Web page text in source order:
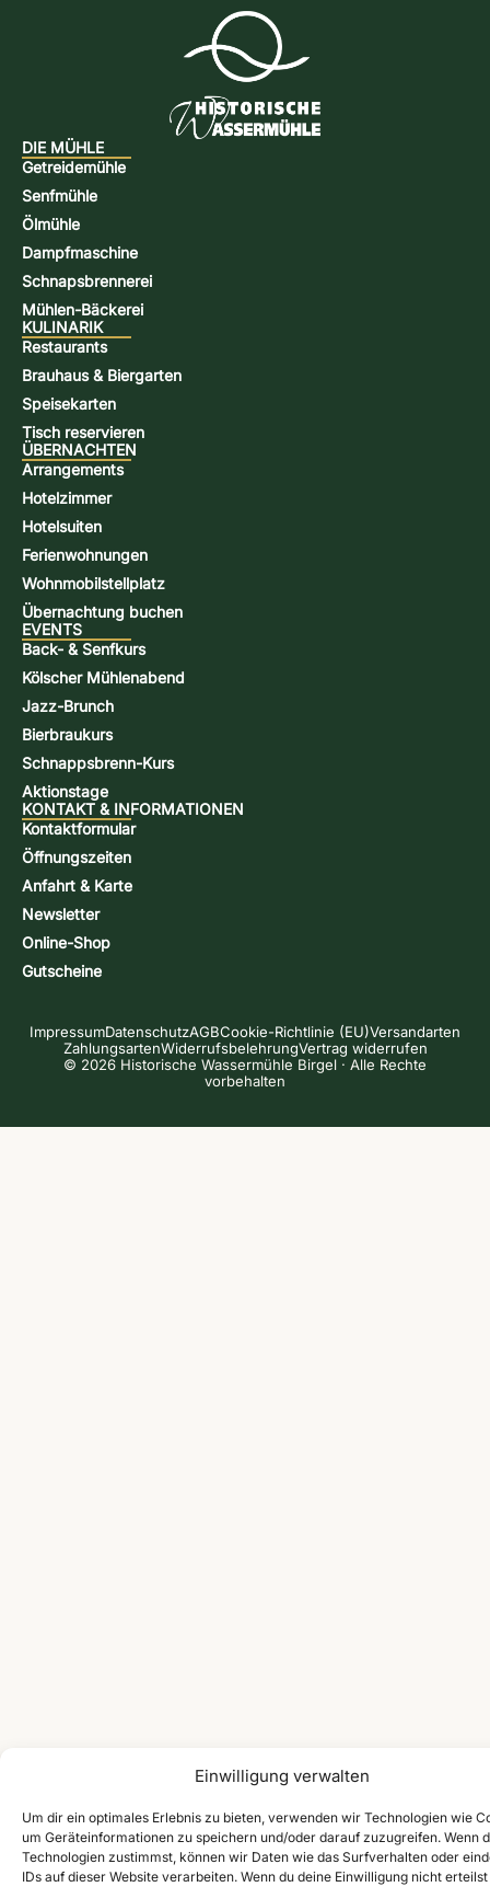
Einwilligung verwalten
Um dir ein optimales Erlebnis zu bieten, verwenden wir Technologien wie
um Geräteinformationen zu speichern und/oder darauf zuzugreifen. Wenn
Technologien zustimmst, können wir Daten wie das Surfverhalten oder
IDs auf dieser Website verarbeiten. Wenn du deine Einwilligung nicht
DIE MÜHLE
Getreidemühle
Senfmühle
Ölmühle
Dampfmaschine
Schnapsbrennerei
Mühlen-Bäckerei
KULINARIK
Restaurants
Brauhaus & Biergarten
Speisekarten
Tisch reservieren
ÜBERNACHTEN
Arrangements
Hotelzimmer
Hotelsuiten
Ferienwohnungen
Wohnmobilstellplatz
Übernachtung buchen
EVENTS
Back- & Senfkurs
Kölscher Mühlenabend
Jazz-Brunch
Bierbraukurs
Schnappsbrenn-Kurs
Aktionstage
KONTAKT & INFORMATIONEN
Kontaktformular
Öffnungszeiten
Anfahrt & Karte
Newsletter
Online-Shop
Gutscheine
© 2026 Historische Wassermühle Birgel · Alle Rechte
vorbehalten
ImpressumDatenschutzAGBCookie-Richtlinie (EU)Versandarten
ZahlungsartenWiderrufsbelehrungVertrag widerrufen